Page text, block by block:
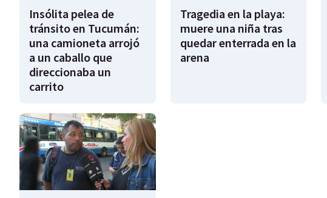
Insólita pelea de
tránsito en Tucumán:
una camioneta arrojó
a un caballo que
direccionaba un
carrito
Tragedia en la playa:
muere una niña tras
quedar enterrada en la
arena